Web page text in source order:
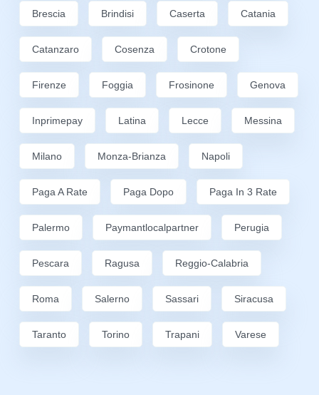
Brescia Brindisi Caserta Catania
Catanzaro Cosenza Crotone
Firenze Foggia Frosinone Genova
Inprimepay Latina Lecce Messina
Milano Monza-Brianza Napoli
Paga A Rate Paga Dopo Paga In 3 Rate
Palermo Paymantlocalpartner Perugia
Pescara Ragusa Reggio-Calabria
Roma Salerno Sassari Siracusa
Taranto Torino Trapani Varese